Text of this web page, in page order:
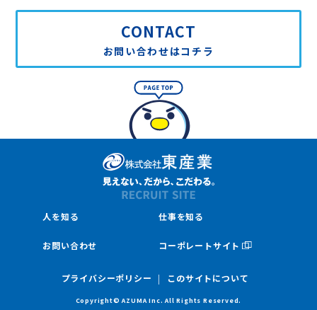
CONTACT
お問い合わせはコチラ
人を知る 仕事を知る
お問い合わせ コーポレートサイト
プライバシーポリシー このサイトについて
Copyright© AZUMA Inc. All Rights Reserved.